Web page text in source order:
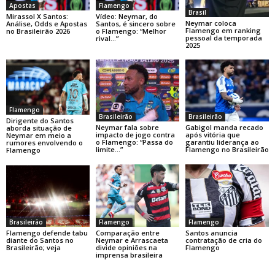
Apostas
Mirassol X Santos:
Análise, Odds e Apostas
no Brasileirão 2026
Flamengo
Vídeo: Neymar, do
Santos, é sincero sobre
o Flamengo: “Melhor
rival…”
Brasil
Neymar coloca
Flamengo em ranking
pessoal da temporada
2025
Flamengo
Dirigente do Santos
aborda situação de
Neymar em meio a
rumores envolvendo o
Flamengo
Brasileirão
Neymar fala sobre
impacto de jogo contra
o Flamengo: “Passa do
limite…”
Brasileirão
Gabigol manda recado
após vitória que
garantiu liderança ao
Flamengo no Brasileirão
Brasileirão
Flamengo defende tabu
diante do Santos no
Brasileirão; veja
Flamengo
Comparação entre
Neymar e Arrascaeta
divide opiniões na
imprensa brasileira
Flamengo
Santos anuncia
contratação de cria do
Flamengo